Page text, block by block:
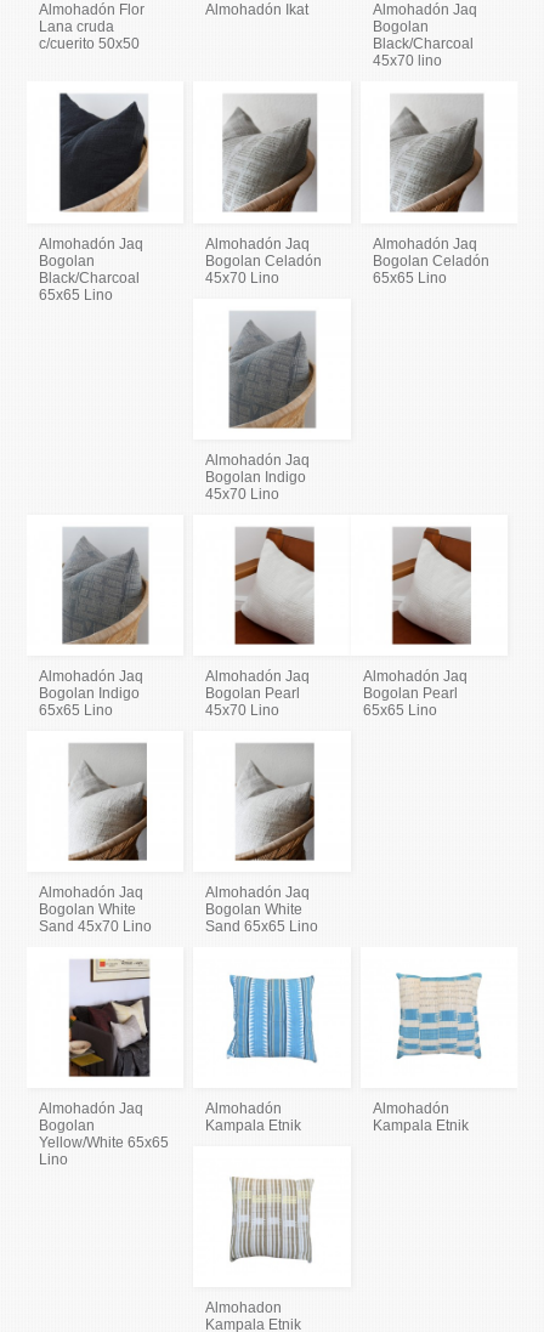
Almohadón Flor
Lana cruda
c/cuerito 50x50
Almohadón Ikat
Almohadón Jaq
Bogolan
Black/Charcoal
45x70 lino
Almohadón Jaq
Bogolan
Black/Charcoal
65x65 Lino
Almohadón Jaq
Bogolan Celadón
45x70 Lino
Almohadón Jaq
Bogolan Celadón
65x65 Lino
Almohadón Jaq
Bogolan Indigo
45x70 Lino
Almohadón Jaq
Bogolan Indigo
65x65 Lino
Almohadón Jaq
Bogolan Pearl
45x70 Lino
Almohadón Jaq
Bogolan Pearl
65x65 Lino
Almohadón Jaq
Bogolan White
Sand 45x70 Lino
Almohadón Jaq
Bogolan White
Sand 65x65 Lino
Almohadón Jaq
Bogolan
Yellow/White 65x65
Lino
Almohadón
Kampala Etnik
Almohadón
Kampala Etnik
Almohadon
Kampala Etnik